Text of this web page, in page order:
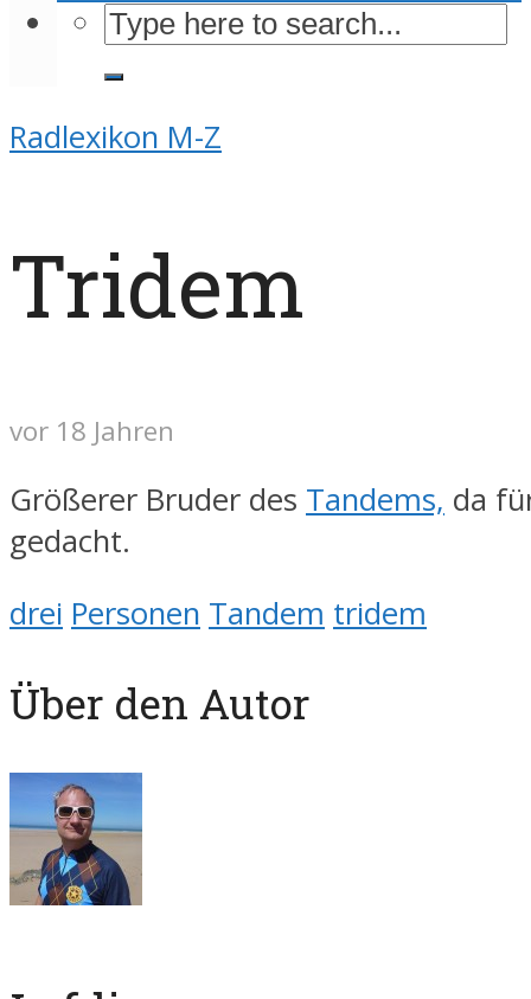
Radlexikon M-Z
Tridem
vor 18 Jahren
Größerer Bruder des Tandems, da
gedacht.
drei Personen Tandem tridem
Über den Autor